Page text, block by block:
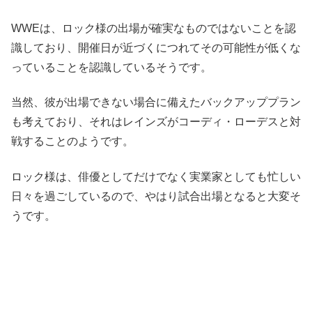
WWEは、ロック様の出場が確実なものではないことを認
識しており、開催日が近づくにつれてその可能性が低くな
っていることを認識しているそうです。
当然、彼が出場できない場合に備えたバックアッププラン
も考えており、それはレインズがコーディ・ローデスと対
戦することのようです。
ロック様は、俳優としてだけでなく実業家としても忙しい
日々を過ごしているので、やはり試合出場となると大変そ
うです。